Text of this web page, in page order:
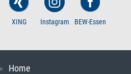
XING Instagram BEW-Essen
Home